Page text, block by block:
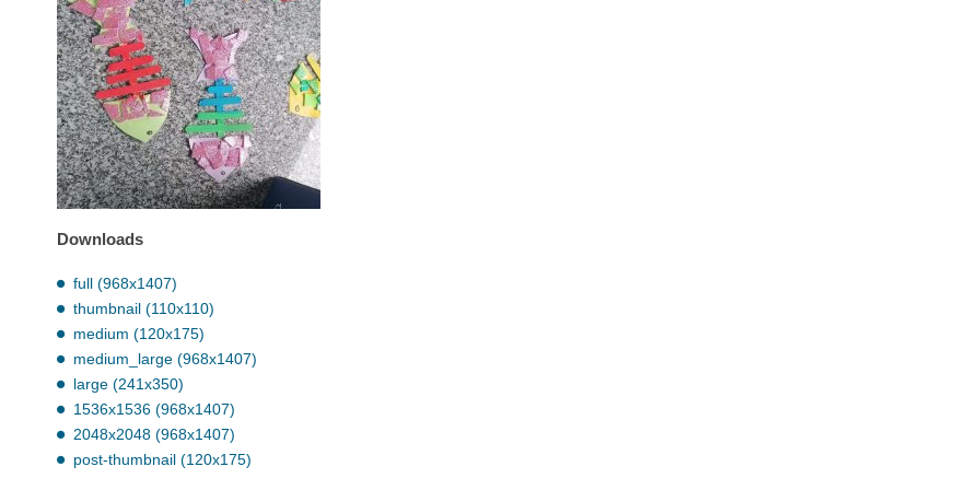
Downloads
full (968x1407)
thumbnail (110x110)
medium (120x175)
medium_large (968x1407)
large (241x350)
1536x1536 (968x1407)
2048x2048 (968x1407)
post-thumbnail (120x175)